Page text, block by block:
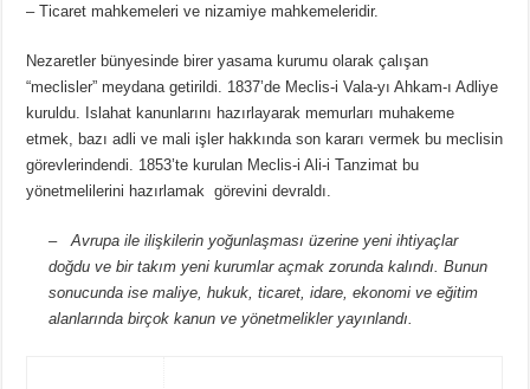
– Ticaret mahkemeleri ve nizamiye mahkemeleridir.
Nezaretler bünyesinde birer yasama kurumu olarak çalışan
“meclisler” meydana getirildi. 1837’de Meclis-i Vala-yı Ahkam-ı Adliye
kuruldu. Islahat kanunlarını hazırlayarak memurları muhakeme
etmek, bazı adli ve mali işler hakkında son kararı vermek bu meclisin
görevlerindendi. 1853’te kurulan Meclis-i Ali-i Tanzimat bu
yönetmelilerini hazırlamak görevini devraldı.
– Avrupa ile ilişkilerin yoğunlaşması üzerine yeni ihtiyaçlar
doğdu ve bir takım yeni kurumlar açmak zorunda kalındı. Bunun
sonucunda ise maliye, hukuk, ticaret, idare, ekonomi ve eğitim
alanlarında birçok kanun ve yönetmelikler yayınlandı.